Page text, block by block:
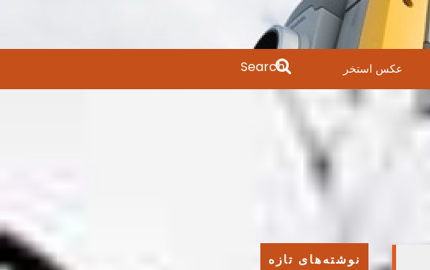
عکس استخر
Search
for:
نوشته‌های تازه